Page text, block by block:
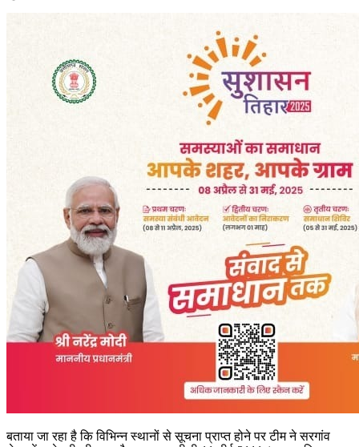
बताया जा रहा है कि विभिन्न स्थानों से सूचना प्राप्त होने पर टीम ने सरगांव